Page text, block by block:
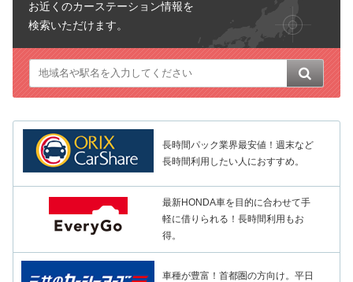
お近くのカーステーション情報を
検索いただけます。
長時間パック業界最安値！週末など
長時間利用したい人におすすめ。
最新HONDA車を目的に合わせて手
軽に借りられる！長時間利用もお
得。
車種が豊富！首都圏の方向け。平日